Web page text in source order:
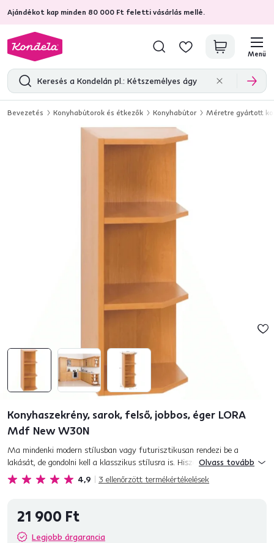
Ajándékot kap minden 80 000 Ft feletti vásárlás mellé.
4,7 31 285 ellenőrzött termékértékelések
Menü
Bevezetés Konyhabútorok és étkezők Konyhabútor Méretre gyártott
Konyhaszekrény, sarok, felső, jobbos, éger LORA
Mdf New W30N
4,9 3 ellenőrzött termékértékelések
Ma mindenki modern stílusban vagy futurisztikusan rendezi be a
lakását, de gondolni kell a klasszikus stílusra is. Hiszen ahogy mondani
szokás: az egyszerűségben rejlik a szépség. Ezért kínáljuk Önne...
Olvass tovább
21 900 Ft
Legjobb árgarancia